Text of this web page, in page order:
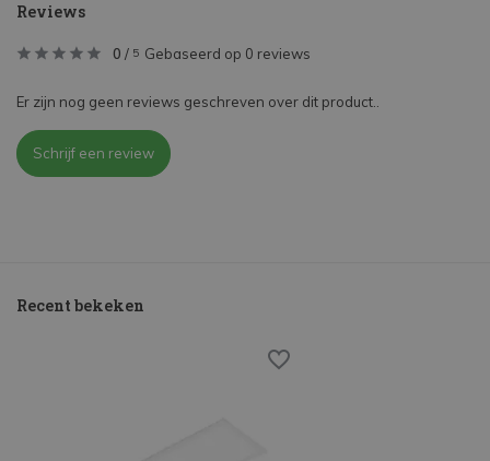
Reviews
0 / 5 Gebaseerd op 0 reviews
Er zijn nog geen reviews geschreven over dit product..
Schrijf een review
Recent bekeken